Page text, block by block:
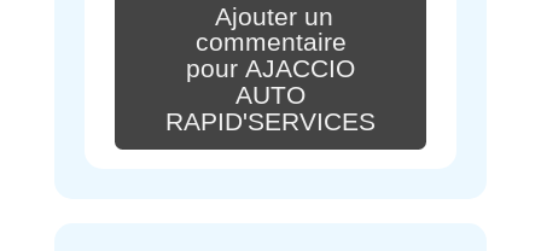
Ajouter un
commentaire
pour AJACCIO
AUTO
RAPID'SERVICES